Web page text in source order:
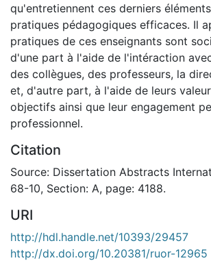
qu'entretiennent ces derniers
pratiques pédagogiques efficaces. Il
pratiques de ces enseignants sont
d'une part à l'aide de l'intéraction
des collègues, des professeurs, la
et, d'autre part, à l'aide de leurs
objectifs ainsi que leur engagement
professionnel.
Citation
Source: Dissertation Abstracts
68-10, Section: A, page: 4188.
URI
http://hdl.handle.net/10393/29457
http://dx.doi.org/10.20381/ruor-12965